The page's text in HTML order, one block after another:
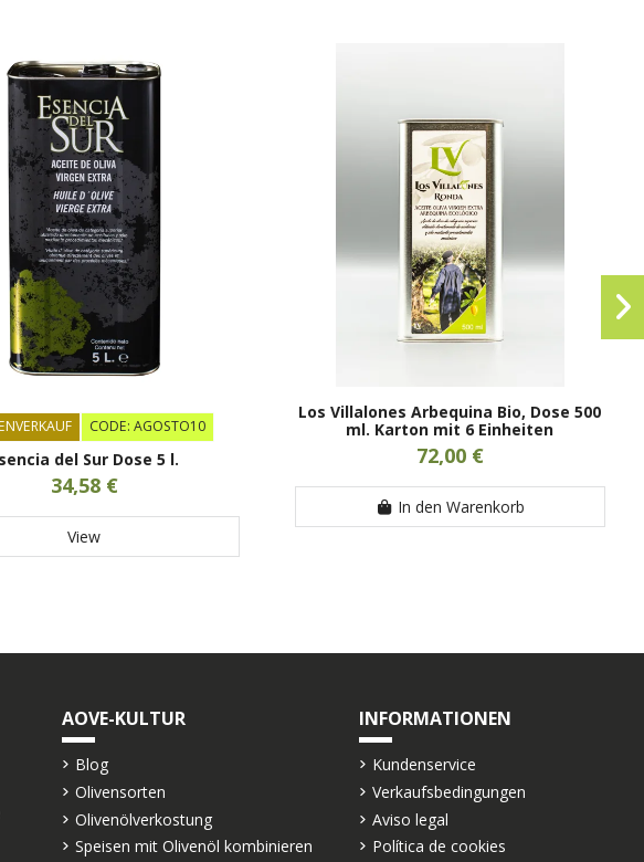
CODE: AGOSTO10
del Sur Dose 5 l.
34,58 €
View
Los Villalones Arbequina Bio, Dose 500
ml. Karton mit 6 Einheiten
72,00 €
In den Warenkorb
AOVE-KULTUR
Blog
Olivensorten
Olivenölverkostung
Speisen mit Olivenöl kombinieren
INFORMATIONEN
Kundenservice
Verkaufsbedingungen
Aviso legal
Política de cookies